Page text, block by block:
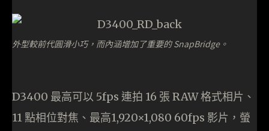
外型較前代圓滑小巧，而內涵增加了重要的 SnapBridge。
D3400 最高可以 5fps 連拍 16 張 RAW 格式相片、
11 點相位對焦、最高1,920×1,080 60fps 影片，螢